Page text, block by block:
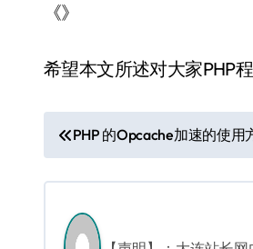
《》
希望本文所述对大家PHP
文
章
航
PHP 的Opcache加速的使用